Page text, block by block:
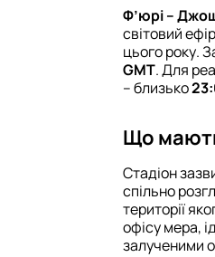
Ф’юрі –
світовий
цього року.
GMT. Для
– близько
Що
Стадіон
спільно
території
офісу мера,
залученими